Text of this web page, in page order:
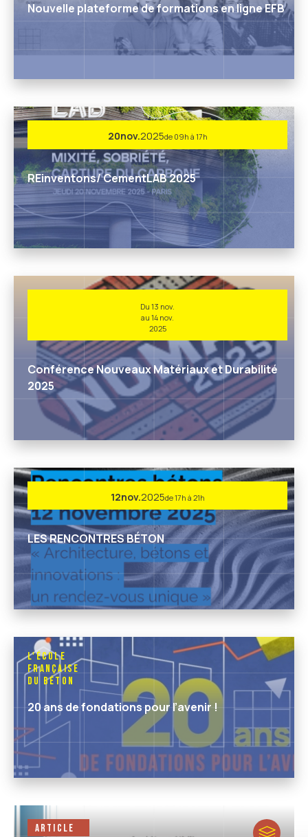
Nouvelle plateforme de formations en ligne EFB
20nov.2025de 09h à 17h
REinventons/ CementLAB 2025
Du 13 nov.
au 14 nov.
2025
Conférence Nouveaux Matériaux et Durabilité
2025
12nov.2025de 17h à 21h
LES RENCONTRES BÉTON
L'École
Française
du Béton
20 ans de fondations pour l’avenir !
Article